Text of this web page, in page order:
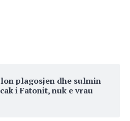
plagosjen dhe sulmin
i Fatonit, nuk e vrau